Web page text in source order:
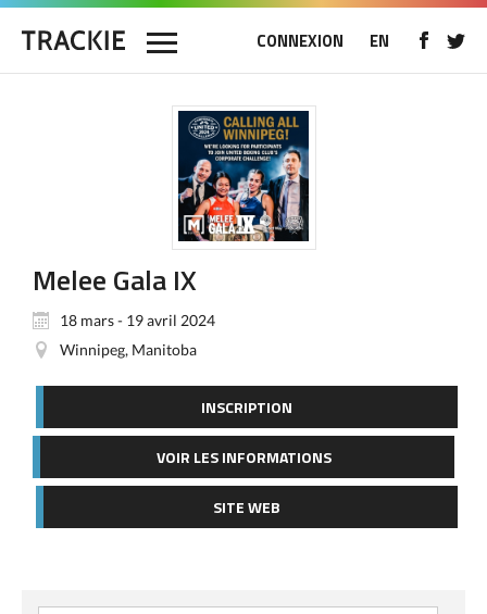
CONNEXION EN
Melee Gala IX
18 mars - 19 avril 2024
Winnipeg, Manitoba
INSCRIPTION
VOIR LES INFORMATIONS
SITE WEB